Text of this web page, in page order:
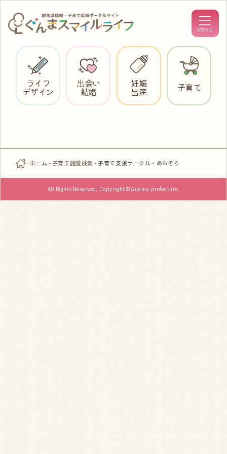
ライフ
デザイン
出会い
結婚
妊娠
出産 子育て
ホーム -子育て施設検索 -子育て支援サークル・あおぞら
All Rights Reserved, Copyright©Gunma prefecture.